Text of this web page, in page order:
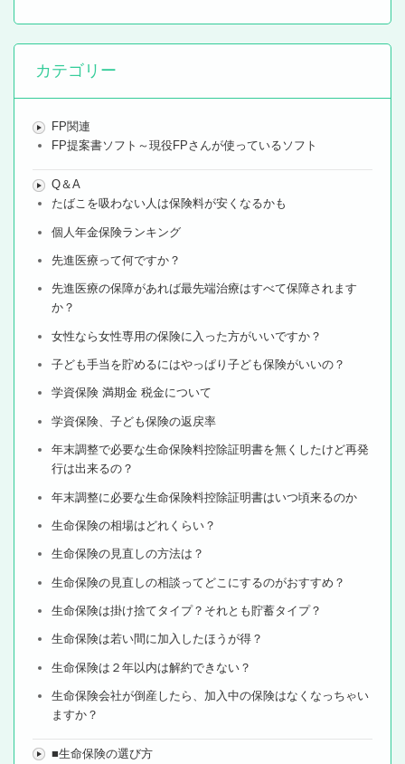
カテゴリー
FP関連
FP提案書ソフト～現役FPさんが使っているソフト
Q＆A
たばこを吸わない人は保険料が安くなるかも
個人年金保険ランキング
先進医療って何ですか？
先進医療の保障があれば最先端治療はすべて保障されます
か？
女性なら女性専用の保険に入った方がいいですか？
子ども手当を貯めるにはやっぱり子ども保険がいいの？
学資保険 満期金 税金について
学資保険、子ども保険の返戻率
年末調整で必要な生命保険料控除証明書を無くしたけど再発
行は出来るの？
年末調整に必要な生命保険料控除証明書はいつ頃来るのか
生命保険の相場はどれくらい？
生命保険の見直しの方法は？
生命保険の見直しの相談ってどこにするのがおすすめ？
生命保険は掛け捨てタイプ？それとも貯蓄タイプ？
生命保険は若い間に加入したほうが得？
生命保険は２年以内は解約できない？
生命保険会社が倒産したら、加入中の保険はなくなっちゃい
ますか？
■生命保険の選び方